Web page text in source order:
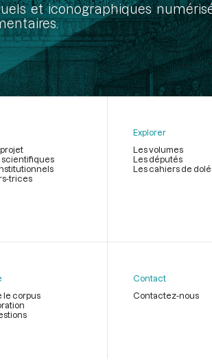
et iconographiques
scientifiques
trices
Explorer
Les volumes
Les députés
Les cahiers de
le corpus
Contact
Contactez-nous